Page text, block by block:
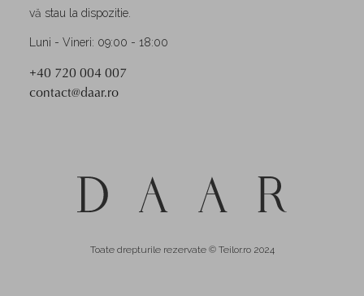
vă stau la dispozitie.
Luni - Vineri: 09:00 - 18:00
+40 720 004 007
contact@daar.ro
Toate drepturile rezervate © Teilor.ro 2024